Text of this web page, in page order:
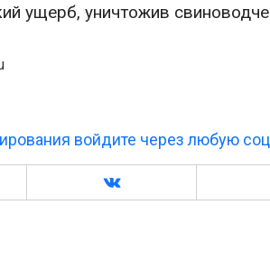
ущерб, уничтожив
войдите через любую